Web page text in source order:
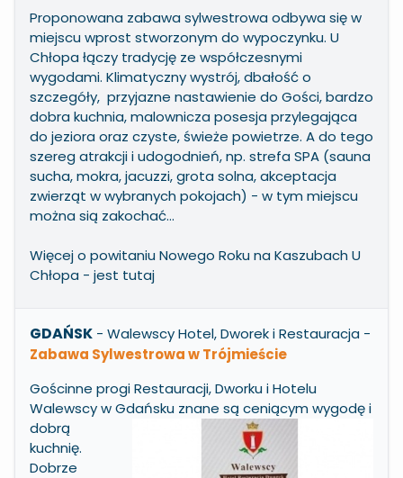
Proponowana zabawa sylwestrowa odbywa się w
miejscu wprost stworzonym do wypoczynku. U
Chłopa łączy tradycję ze współczesnymi
wygodami. Klimatyczny wystrój, dbałość o
szczegóły, przyjazne nastawienie do Gości, bardzo
dobra kuchnia, malownicza posesja przylegająca
do jeziora oraz czyste, świeże powietrze. A do tego
szereg atrakcji i udogodnień, np. strefa SPA (sauna
sucha, mokra, jacuzzi, grota solna, akceptacja
zwierząt w wybranych pokojach) - w tym miejscu
można sią zakochać...
Więcej o powitaniu Nowego Roku na Kaszubach U
Chłopa - jest tutaj
GDAŃSK - Walewscy Hotel, Dworek i Restauracja -
Zabawa Sylwestrowa w Trójmieście
Gościnne progi Restauracji, Dworku i Hotelu
Walewscy w Gdańsku znane są ceniącym wygodę i
dobrą
kuchnię.
Dobrze